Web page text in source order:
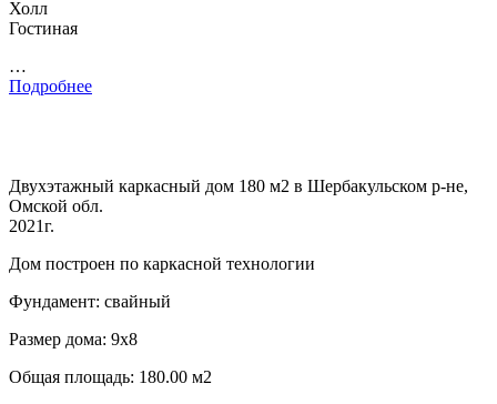
Холл
Гостиная
…
Подробнее
Двухэтажный каркасный дом 180 м2 в Шербакульском р-не,
Омской обл.
2021г.
Дом построен по каркасной технологии
Фундамент: свайный
Размер дома: 9х8
Общая площадь: 180.00 м2